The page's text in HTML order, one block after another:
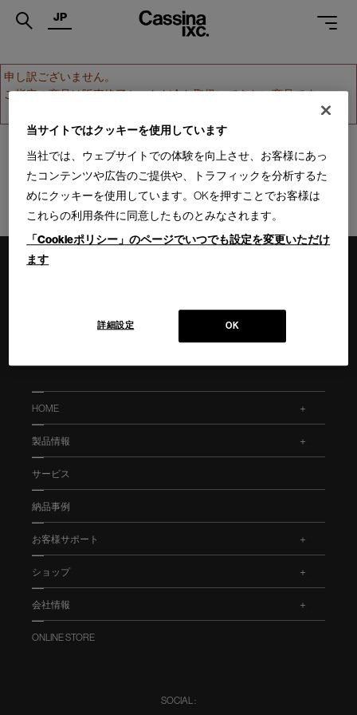
.
PRODUCTS
SERVICES
PROJECTS
MAGAZINE
SUPPORT
SHOPS
PROFESSIONAL
JP
申し訳ございません。
ご指定の商品は販売終了か、ただ今お取扱いできない商品です。
HOME
製品情報
サービス
納品事例
お客様サポート
ショップ
会社情報
ONLINE STORE
SOCIAL :
当サイトではクッキーを使用しています
当社では、ウェブサイトでの体験を向上させ、お客様にあっ
たコンテンツや広告のご提供や、トラフィックを分析するた
めにクッキーを使用しています。OKを押すことでお客様は
これらの利用条件に同意したものとみなされます。
「Cookieポリシー」のページでいつでも設定を変更いただけ
ます
OK
詳細設定